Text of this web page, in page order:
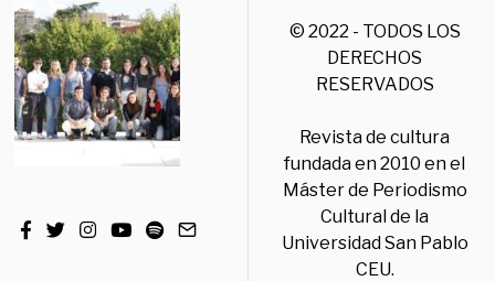
© 2022 - TODOS LOS
DERECHOS
RESERVADOS
Revista de cultura
fundada en 2010 en el
Máster de Periodismo
Cultural de la
Universidad San Pablo
CEU.